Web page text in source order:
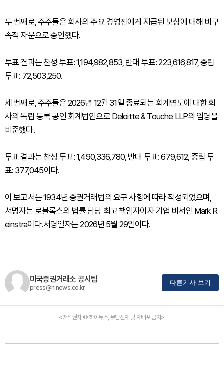
두 번째로, 주주들은 회사의 주요 경영진에게 지급된 보상에 대해 비구
속적 자문으로 승인했다.
투표 결과는 찬성 투표: 1,194,982,853, 반대 투표: 223,616,817, 중립
투표: 72,503,250.
세 번째로, 주주들은 2026년 12월 31일 종료되는 회계연도에 대한 회
사의 독립 등록 공인 회계법인으로 Deloitte & Touche LLP의 임명을
비준했다.
투표 결과는 찬성 투표: 1,490,336,780, 반대 투표: 679,612, 중립 투
표: 377,045이다.
이 보고서는 1934년 증권거래법의 요구 사항에 따라 작성되었으며,
서명자는 로블록스의 법률 담당 최고 책임자이자 기업 비서인 Mark R
einstra이다.서명일자는 2026년 5월 29일이다.
미국증권거래소 공시팀
press@hinews.co.kr
다른기사 보기
<저작권자 © 하이뉴스, 무단전재 및 재배포 금지>